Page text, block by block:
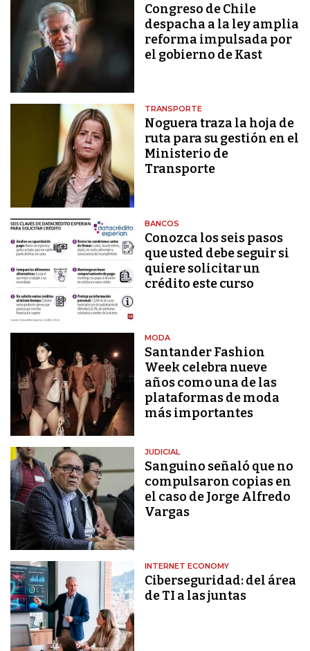
Congreso de Chile
despacha a la ley amplia
reforma impulsada por
el gobierno de Kast
TRANSPORTE
Noguera traza la hoja de
ruta para su gestión en el
Ministerio de
Transporte
BANCOS
Conozca los seis pasos
que usted debe seguir si
quiere solicitar un
crédito este curso
MODA
Santander Fashion
Week celebra nueve
años como una de las
plataformas de moda
más importantes
JUDICIAL
Sanguino señaló que no
compulsaron copias en
el caso de Jorge Alfredo
Vargas
INTERNET ECONOMY
Ciberseguridad: del área
de TI a las juntas